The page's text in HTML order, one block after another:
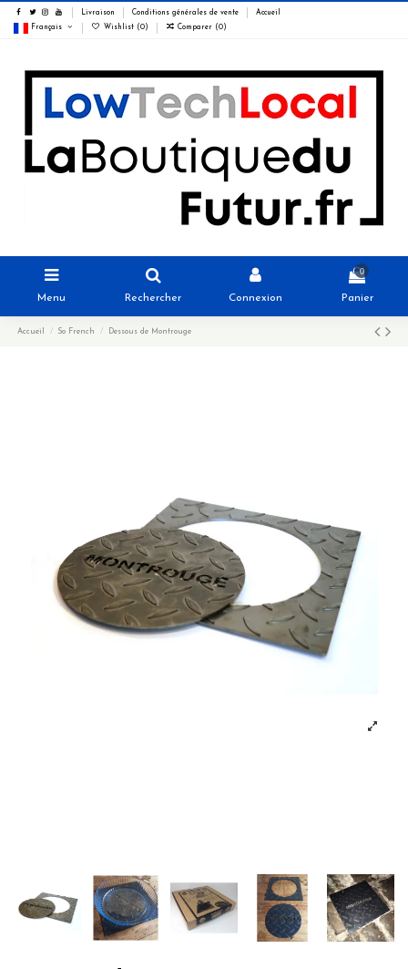
Livraison Conditions générales de vente Accueil
Français Wishlist (0) Comparer (0)
Menu Rechercher Connexion
0
Panier
Accueil So French Dessous de Montrouge